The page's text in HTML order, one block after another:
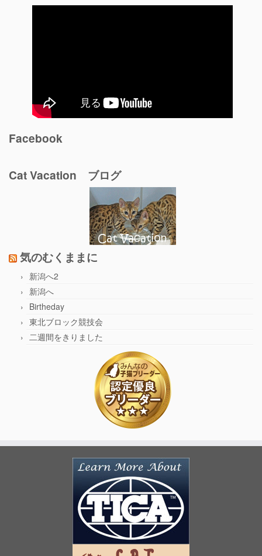
Facebook
Cat Vacation ブログ
気のむくままに
新潟へ2
新潟へ
Birtheday
東北ブロック競技会
二週間をきりました